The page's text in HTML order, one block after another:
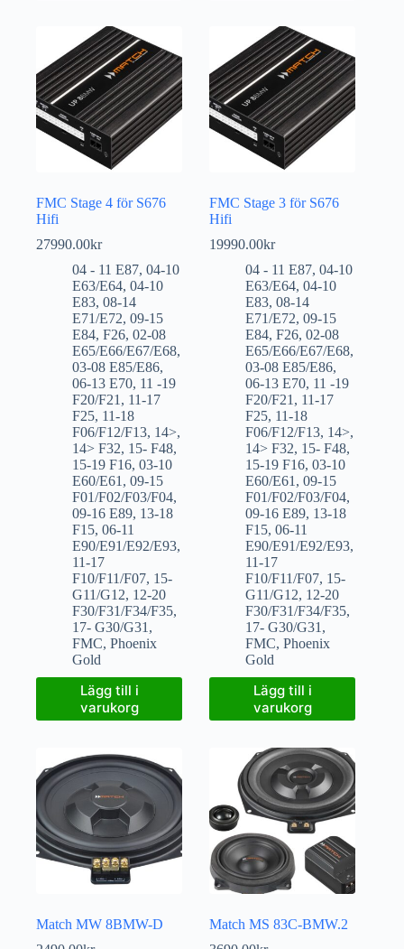
FMC Stage 4 för S676
Hifi
27990.00kr
04 - 11 E87, 04-10
E63/E64, 04-10
E83, 08-14
E71/E72, 09-15
E84, F26, 02-08
E65/E66/E67/E68,
03-08 E85/E86,
06-13 E70, 11 -19
F20/F21 , 11-17
F25, 11-18
F06/F12/F13, 14>,
14> F32, 15- F48,
15-19 F16, 03-10
E60/E61 , 09-15
F01/F02/F03/F04,
09-16 E89, 13-18
F15, 06-11
E90/E91/E92/E93,
11-17
F10/F11/F07, 15-
G11/G12, 12-20
F30/F31/F34/F35,
17- G30/G31 ,
FMC, Phoenix
Gold
Lägg till i
varukorg
FMC Stage 3 för S676
Hifi
19990.00kr
04 - 11 E87,04-10
E63/E64,04-10
E83,08-14
E71/E72,09-15
E84,F26,02-08
E65/E66/E67/E68,
03-08 E85/E86,
06-13 E70, 11 -19
F20/F21 , 11-17
F25, 11-18
F06/F12/F13, 14>,
14> F32, 15- F48,
15-19 F16,03-10
E60/E61 ,09-15
F01/F02/F03/F04,
09-16 E89, 13-18
F15,06-11
E90/E91/E92/E93,
11-17
F10/F11/F07, 15-
G11/G12, 12-20
F30/F31/F34/F35,
17- G30/G31 ,
FMC,Phoenix
Gold
Lägg till i
varukorg
Match MW 8BMW-D
Match MS 83C-BMW.2